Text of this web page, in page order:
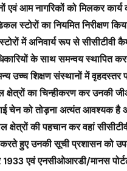
एवं आम नागरिकों को मिलकर
स्टोरों का नियमित निरीक्षण
में अनिवार्य रूप से सीसीटीवी
के साथ समन्वय स्थापित
उच्च शिक्षण संस्थानों में
का चिन्हीकरण कर उनकी
चेन को तोड़ना अत्यंत आवश्यक है
की पहचान कर वहां
हुए उनकी सूची प्रशासन को
एवं एनसीओआरडी/मानस